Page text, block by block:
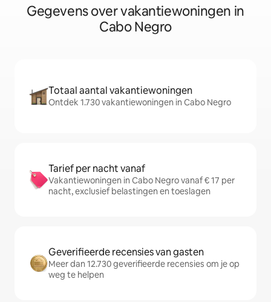
Gegevens over vakantiewoningen in
Cabo Negro
Totaal aantal vakantiewoningen
Ontdek 1.730 vakantiewoningen in Cabo Negro
Tarief per nacht vanaf
Vakantiewoningen in Cabo Negro vanaf € 17 per
nacht, exclusief belastingen en toeslagen
Geverifieerde recensies van gasten
Meer dan 12.730 geverifieerde recensies om je op
weg te helpen